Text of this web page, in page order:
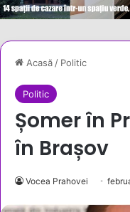
Acasă/ Politic
Politic
Șomer în
în Brașov
Vocea Prahovei